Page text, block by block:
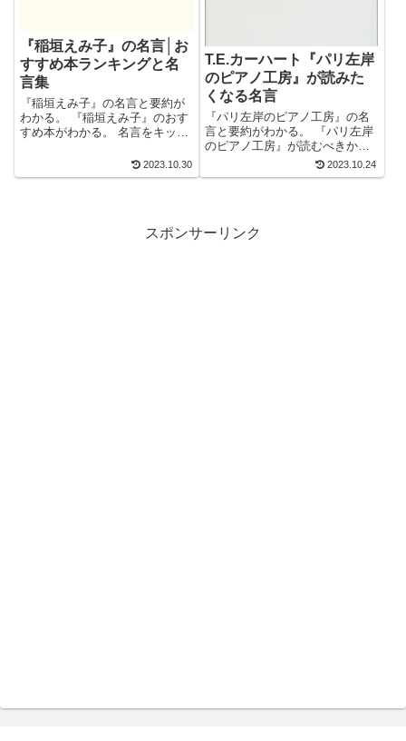
『稲垣えみ子』の名言│お
すすめ本ランキングと名
言集
『稲垣えみ子』の名言と要約が
わかる。 『稲垣えみ子』のおす
すめ本がわかる。 名言をキッカ
上の名言を集め、読みたい本が
見つかる名言集ブログでお馴染
2023.10.30
T.E.カーハート『パリ左岸
のピアノ工房』が読みた
くなる名言
『パリ左岸のピアノ工房』の名
言と要約がわかる。 『パリ左岸
のピアノ工房』が読むべきかわ
かる。 名言をキッカケに本が読
みたくなる。 2万以上の名言を
は、T....
2023.10.24
スポンサーリンク